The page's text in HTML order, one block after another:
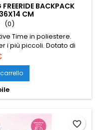
BACKPACK
CM
(0)
Time in poliestere.
i più piccoli. Dotato di
Perfetto per asilo, tempo
favorite_border